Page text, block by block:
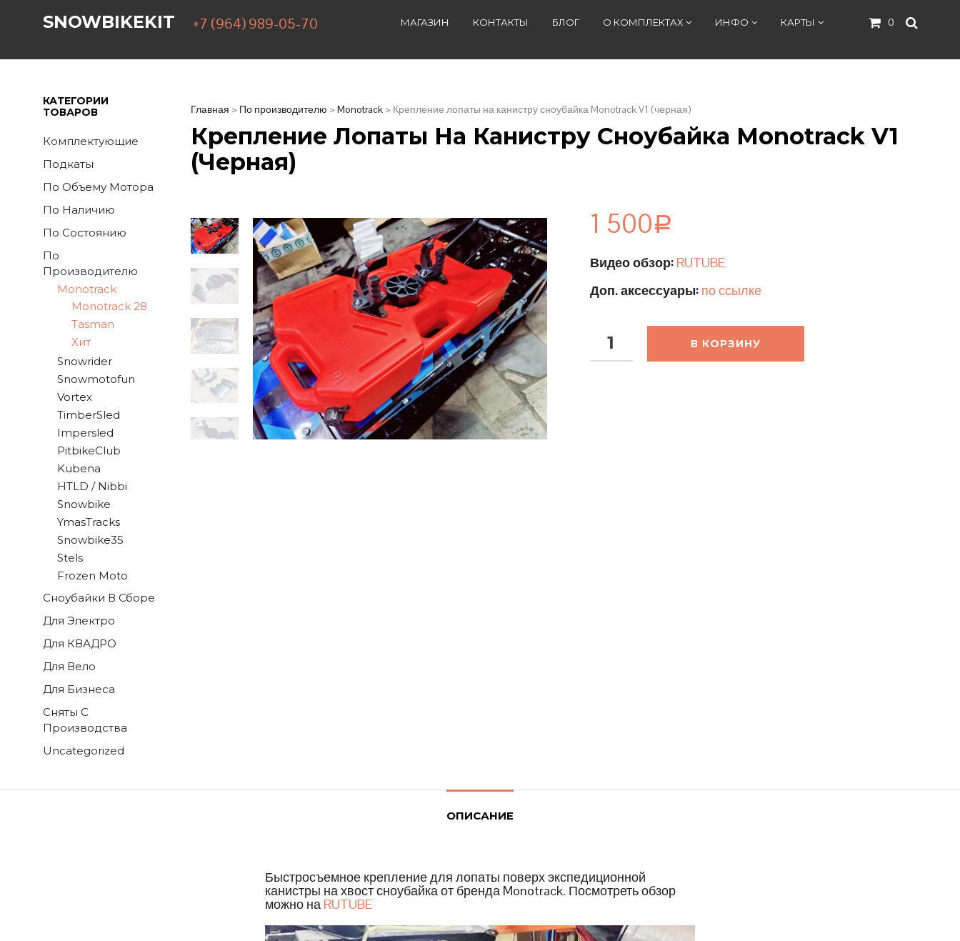
SNOWBIKEKIT +7 (964) 989-05-70 0
МАГАЗИН КОНТАКТЫ БЛОГ О КОМПЛЕКТАХ ИНФО КАРТЫ
КАТЕГОРИИ
ТОВАРОВ
Комплектующие
Подкаты
По Объему Мотора
По Наличию
По Состоянию
По
Производителю
Monotrack
Monotrack 28
Tasman
Хит
Snowrider
Snowmotofun
Vortex
TimberSled
Impersled
PitbikeClub
Kubena
HTLD / Nibbi
Snowbike
YmasTracks
Snowbike35
Stels
Frozen Moto
Сноубайки В Сборе
Для Электро
Для КВАДРО
Для Вело
Для Бизнеса
Сняты С
Производства
Uncategorized
Главная > По производителю >Monotrack > Крепление лопаты на канистру сноубайка Monotrack V1 (черная)
Крепление Лопаты На Канистру Сноубайка Monotrack V1
(черная)
1 500Р
Видео обзор: RUTUBE
Доп. аксессуары: по ссылке
В КОРЗИНУ
ОПИСАНИЕ
Быстросъемное крепление для лопаты поверх экспедиционной
канистры на хвост сноубайка от бренда Monotrack. Посмотреть обзор
можно на RUTUBE